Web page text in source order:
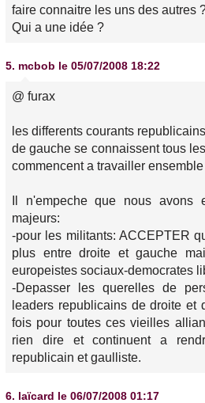
faire connaitre les uns des autres
Qui a une idée ?
5. mcbob le 05/07/2008 18:22
@ furax
les differents courants
de gauche se connaissent tous
commencent a travailler
Il n'empeche que nous avons
majeurs:
-pour les militants: ACCEPTER
plus entre droite et gauche
europeistes sociaux-democrates
-Depasser les querelles de
leaders republicains de droite et
fois pour toutes ces vieilles
rien dire et continuent a
republicain et gaulliste.
6. laïcard le 06/07/2008 01:17